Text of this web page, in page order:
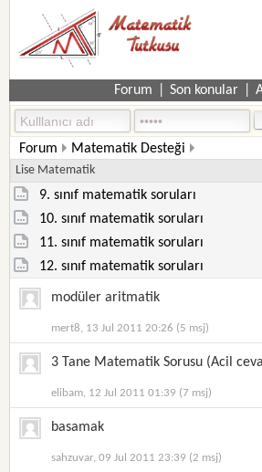
Forum Son konular
Forum Matematik Desteği
Lise Matematik
9. sınıf matematik soruları
10. sınıf matematik soruları
11. sınıf matematik soruları
12. sınıf matematik soruları
modüler aritmatik
mert8, 13 Jul 2011 20:26 (5 msj)
3 Tane Matematik Sorusu (Acil
elibam, 12 Jul 2011 01:39 (7 msj)
basamak
sahzuvar, 09 Jul 2011 23:39 (2 msj)